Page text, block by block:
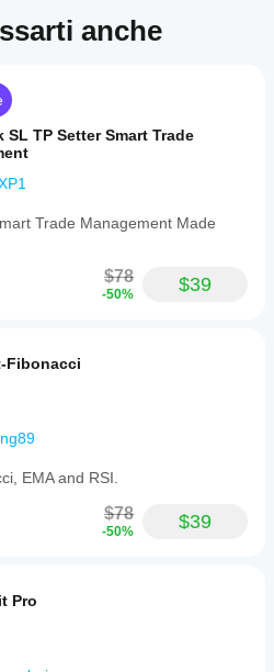
anche
SL TP Setter Smart Trade
Trade Management Made
$78
-50% $39
Fibonacci
EMA and RSI.
$78
-50% $39
Pro